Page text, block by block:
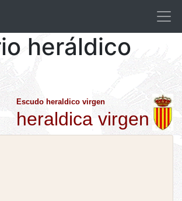
heráldico
Escudo heraldico virgen
heraldica virgen